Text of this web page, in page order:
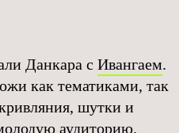
Данкара с Ивангаем.
как тематиками, так
шутки и
аудиторию.